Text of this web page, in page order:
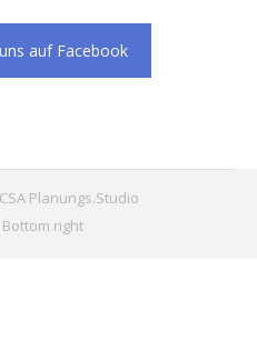
auf Facebook
Planungs.Studio
right